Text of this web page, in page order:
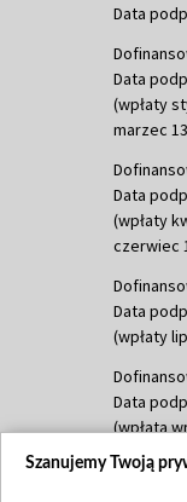
Data
Data
(wpłaty
marzec
Data
(wpłaty
czerwiec
Data
(wpłaty
Data
(wpłata
Szanujemy Twoją